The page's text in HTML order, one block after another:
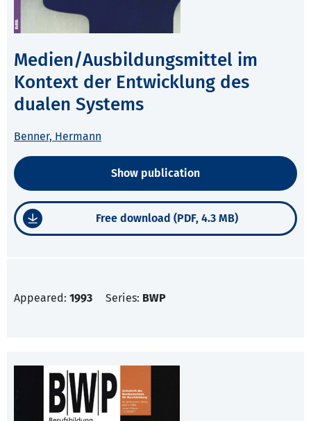
Medien/Ausbildungsmittel im
Kontext der Entwicklung des
dualen Systems
Benner, Hermann
Show publication
Free download (PDF, 4.3 MB)
Appeared: 1993 Series: BWP